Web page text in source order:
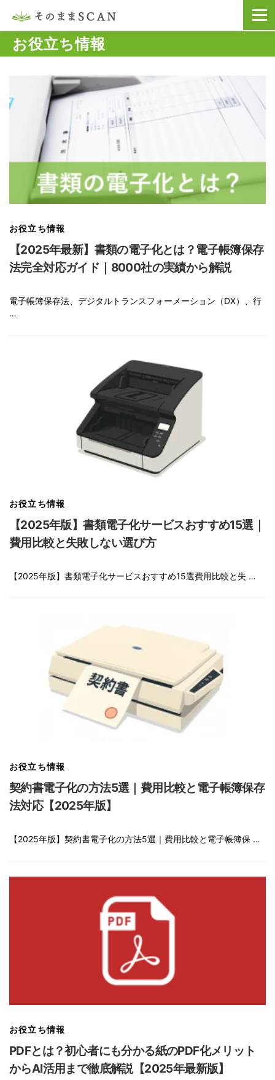
テ
ツ
メニュ
お役立ち情報
お役立ち情報
【2025年最新】書類の電子化とは？電子帳簿保存
法完全対応ガイド｜8000社の実績から解説
電子帳簿保存法、デジタルトランスフォーメーション（DX）、行
…
お役立ち情報
【2025年版】書類電子化サービスおすすめ15選｜
費用比較と失敗しない選び方
【2025年版】書類電子化サービスおすすめ15選費用比較と失 …
お役立ち情報
契約書電子化の方法5選｜費用比較と電子帳簿保存
法対応【2025年版】
【2025年版】契約書電子化の方法5選｜費用比較と電子帳簿保 …
お役立ち情報
PDFとは？初心者にも分かる紙のPDF化メリット
からAI活用まで徹底解説【2025年最新版】